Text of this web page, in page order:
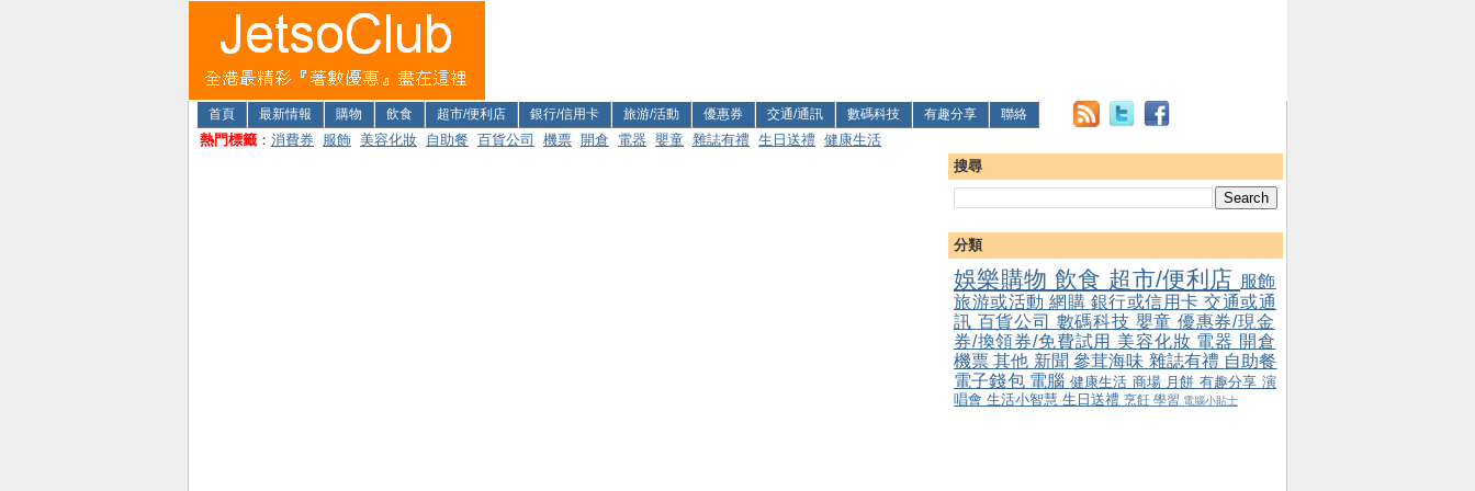
首頁 最新情報 購物 飲食 超市/便利店 銀行/信用卡 旅游/活動 優惠券 交通/通訊 數碼科技 有趣分享 聯絡
熱門標籤 ： 消費券 服飾 美容化妝 自助餐 百貨公司 機票 開倉 電器 嬰童 雜誌有禮 生日送禮 健康生活
搜尋
分類
娛樂購物 飲食 超市/便利店 服飾
旅游或活動 網購 銀行或信用卡 交通或通
訊 百貨公司 數碼科技 嬰童 優惠券/現金
券/換領券/免費試用 美容化妝 電器 開倉
機票其他 新聞參茸海味 雜誌有禮 自助餐
電子錢包 電腦 健康生活 商場 月餅 有趣分享 演
唱會 生活小智慧 生日送禮 烹飪 學習 電腦小貼士